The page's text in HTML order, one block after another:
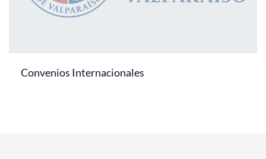
Convenios Internacionales